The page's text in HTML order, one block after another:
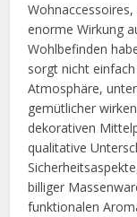
enorme Wirkung
Wohlbefinden
sorgt nicht
Atmosphäre,
gemütlicher
dekorativen
qualitative
billiger
funktionalen